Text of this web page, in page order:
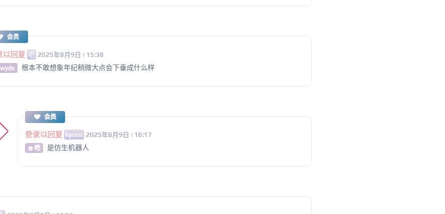
会员
以回复 吧 2025年8月9日 | 15:38
根本不敢想象年纪稍微大点会下垂成什么样
会员
登录以回复 kynos 2025年8月9日 | 16:17
@ 吧 是仿生机器人